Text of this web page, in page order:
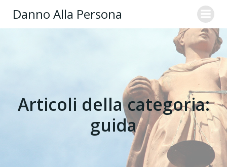
Danno Alla Persona
Articoli della categoria:
guida